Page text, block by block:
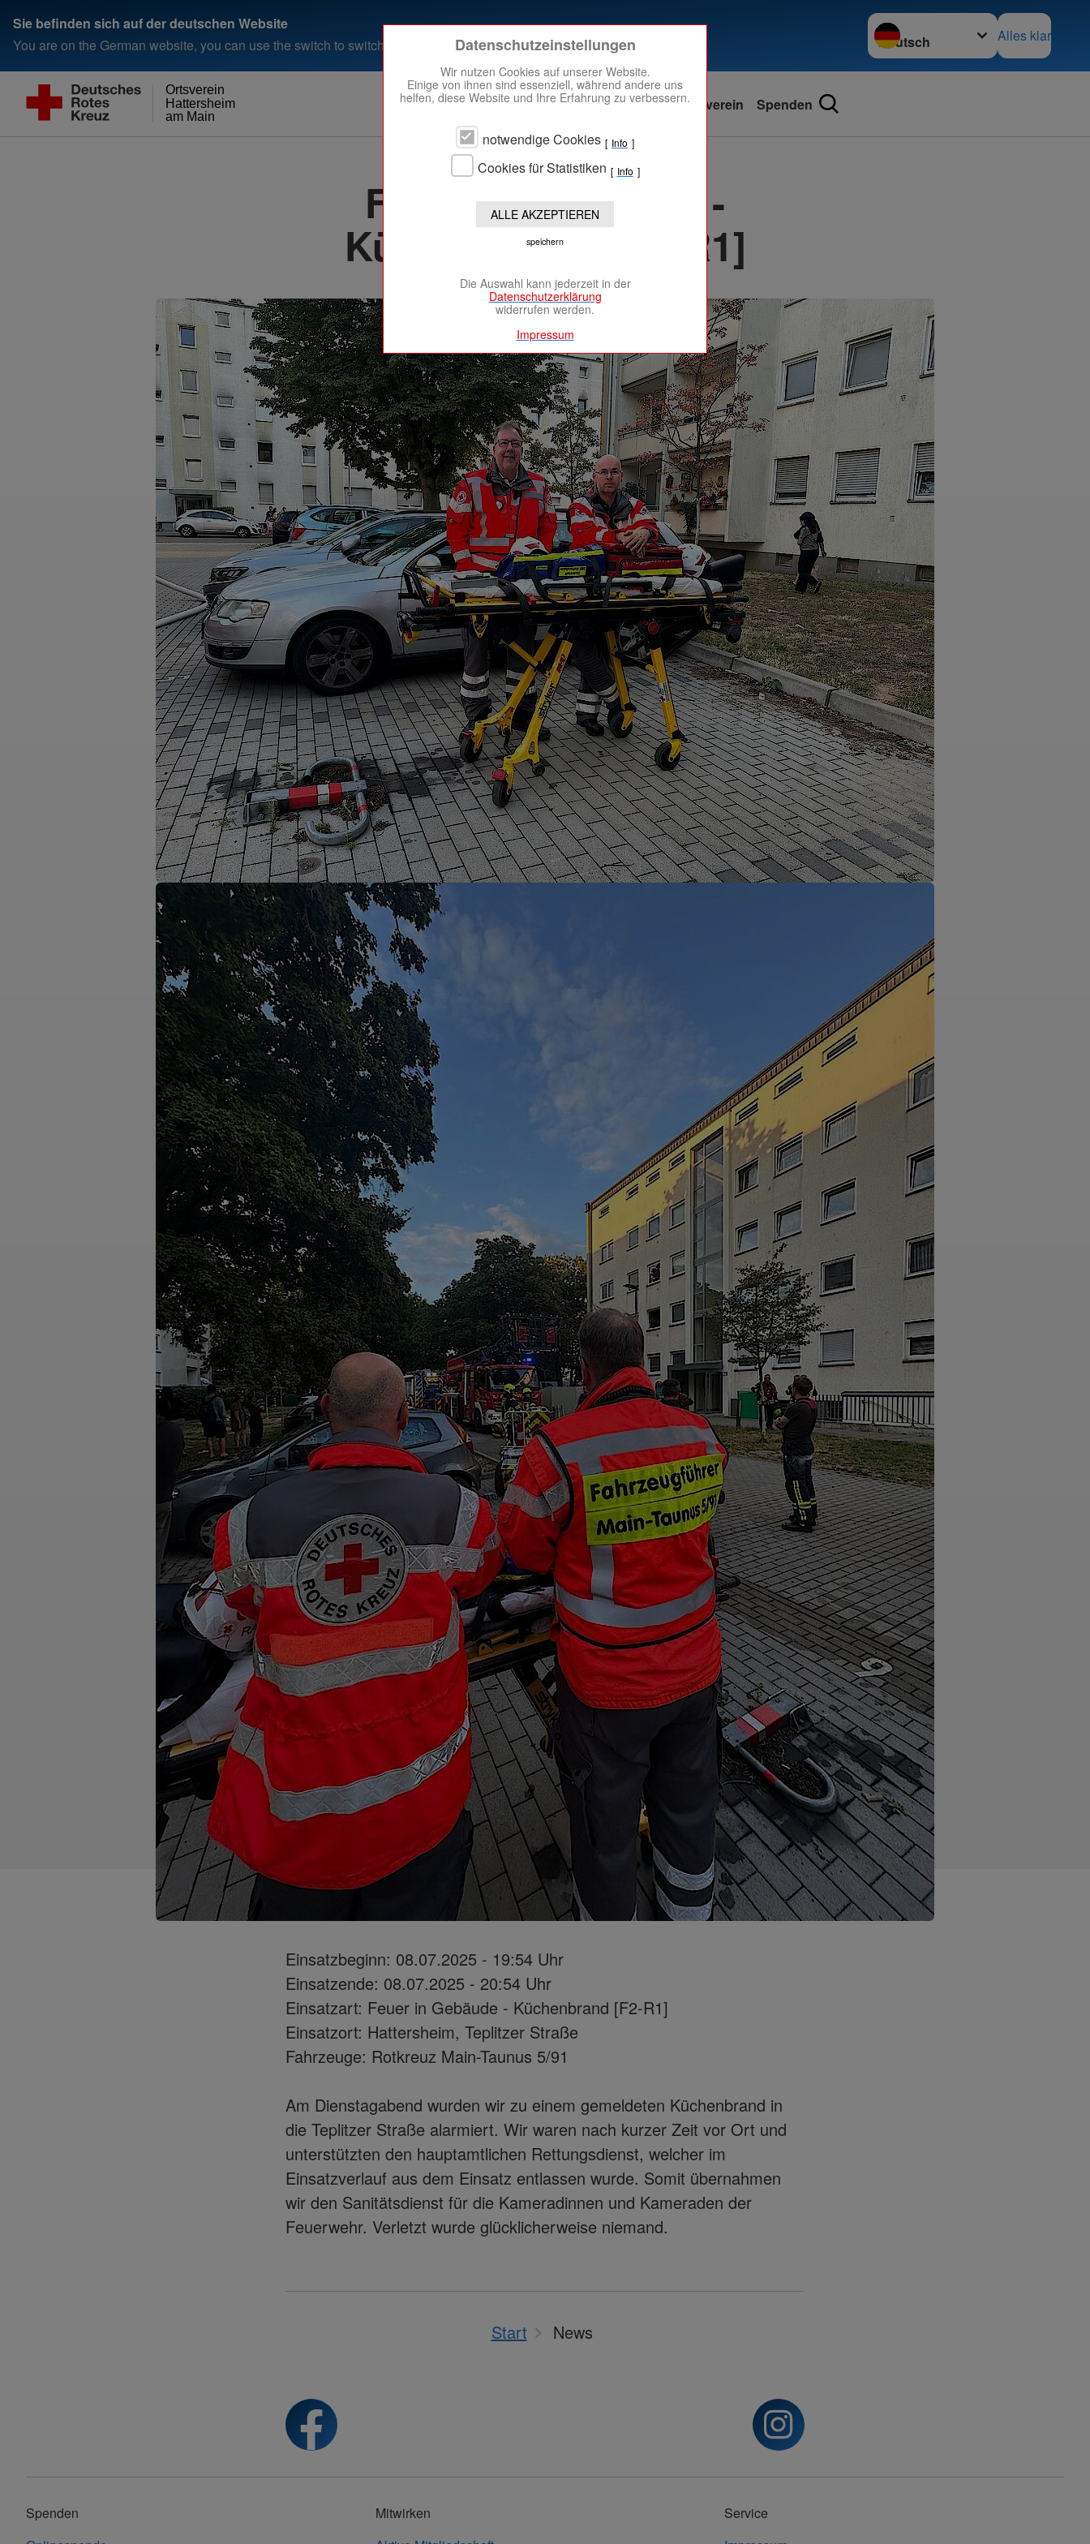
Sie befinden sich auf der deutschen Website
You are on the German website, you can use the switch to switch to the English one
Sprache wechseln zu
Alles klar
am Main
Hattersheim
Ortsverein
Aktuelles Angebote Unser Ortsverein Spenden
08.07.2025·
Feuer in Gebäude -
Küchenbrand [F2-R1]
Einsatzbeginn: 08.07.2025 - 19:54 Uhr
Einsatzende: 08.07.2025 - 20:54 Uhr
Einsatzart: Feuer in Gebäude - Küchenbrand [F2-R1]
Einsatzort: Hattersheim, Teplitzer Straße
Fahrzeuge: Rotkreuz Main-Taunus 5/91
Am Dienstagabend wurden wir zu einem gemeldeten Küchenbrand in
die Teplitzer Straße alarmiert. Wir waren nach kurzer Zeit vor Ort und
unterstützten den hauptamtlichen Rettungsdienst, welcher im
Einsatzverlauf aus dem Einsatz entlassen wurde. Somit übernahmen
wir den Sanitätsdienst für die Kameradinnen und Kameraden der
Feuerwehr. Verletzt wurde glücklicherweise niemand.
Start News
Spenden
Mitwirken
Service
Zum Betrieb der Website notwendige Cookies:
Name
PHP Session Cookie
Anbieter
Eigentümer dieser Website
Cookie Name
PHPSESSID
undefined
Cookiespeicherung Entscheidungscookie
Eigentümer dieser Website
Speichert die Einstellungen der Besucher
1 Jahr
Cookies, die zur Auswertung des Benutzerverhaltens
notwendig sind:
Name
Matomo Tracking Cookies
Anbieter
Matomo
Zweck
Cookie, die zur Website-Analyse verwendet
werden. Erzeugt statistische Daten darüber,
wie der Besucher die Website nutzt.
Cookie Name
_pk_id,_pk_ref
Cookie Laufzeit
2 Jahre
Infos schließen
Datenschutzeinstellungen
Wir nutzen Cookies auf unserer Website.
Einige von ihnen sind essenziell, während andere uns
helfen, diese Website und Ihre Erfahrung zu verbessern.
notwendige Cookies Info
Cookies für Statistiken Info
ALLE AKZEPTIEREN
speichern
Die Auswahl kann jederzeit in der
Datenschutzerklärung
widerrufen werden.
Impressum